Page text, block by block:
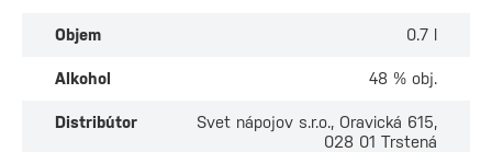
Objem 0.7 l
Alkohol 48 % obj.
Distribútor
Svet nápojov s.r.o., Oravická 615,
028 01 Trstená